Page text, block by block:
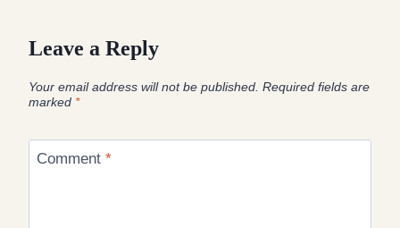
Leave a Reply
Your email address will not be published. Required fields are
marked *
Comment *